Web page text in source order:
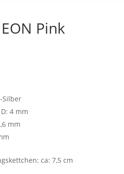
Pink
Silber
4 mm
mm
ca: 7,5 cm